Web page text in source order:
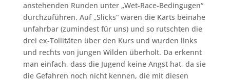
anstehenden Runden unter „Wet-Race-Bedingugen“
durchzuführen. Auf „Slicks“ waren die Karts beinahe
unfahrbar (zumindest für uns) und so rutschten die
drei ex-Tollitäten über den Kurs und wurden links
und rechts von jungen Wilden überholt. Da erkennt
man einfach, dass die Jugend keine Angst hat, da sie
die Gefahren noch nicht kennen, die mit diesen